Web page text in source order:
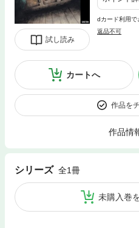
試し読み
dカード利用で
返品不可
カートへ
作品を
作品情
シリーズ 全1冊
未購入巻